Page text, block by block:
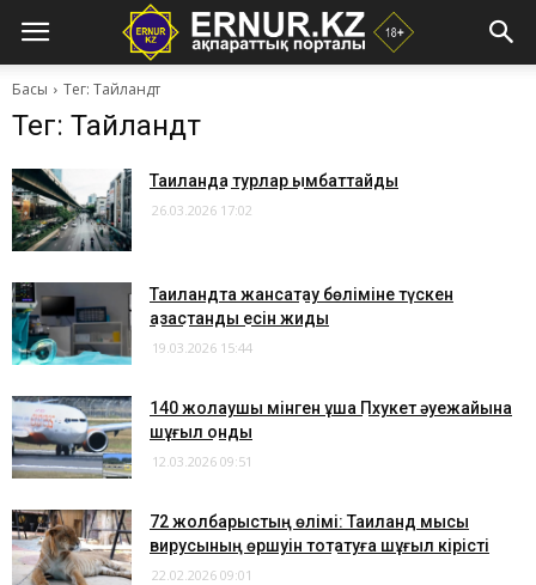
Басы Тег: Тайландт
Тег: Тайландт
Таиландқа турлар қымбаттайды
26.03.2026 17:02
​Таиландта жансақтау бөліміне түскен
қазақстандық есін жиды
19.03.2026 15:44
140 жолаушы мінген ұшақ Пхукет әуежайына
шұғыл қонды
12.03.2026 09:51
​72 жолбарыстың өлімі: Таиланд мысық
вирусының өршуін тоқтатуға шұғыл кірісті
22.02.2026 09:01